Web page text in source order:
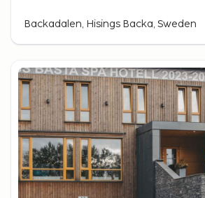
Backadalen, Hisings Backa, Sweden